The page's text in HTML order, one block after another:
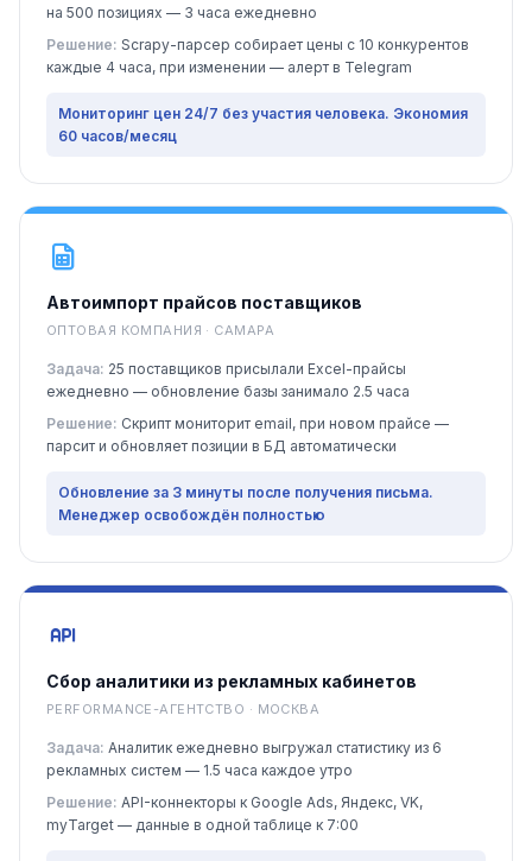
на 500 позициях — 3 часа ежедневно
Решение: Scrapy-парсер собирает цены с 10 конкурентов
каждые 4 часа, при изменении — алерт в Telegram
Мониторинг цен 24/7 без участия человека. Экономия
60 часов/месяц
Автоимпорт прайсов поставщиков
ОПТОВАЯ КОМПАНИЯ · САМАРА
Задача: 25 поставщиков присылали Excel-прайсы
ежедневно — обновление базы занимало 2.5 часа
Решение: Скрипт мониторит email, при новом прайсе —
парсит и обновляет позиции в БД автоматически
Обновление за 3 минуты после получения письма.
Менеджер освобождён полностью
Сбор аналитики из рекламных кабинетов
PERFORMANCE-АГЕНТСТВО · МОСКВА
Задача: Аналитик ежедневно выгружал статистику из 6
рекламных систем — 1.5 часа каждое утро
Решение: API-коннекторы к Google Ads, Яндекс, VK,
myTarget — данные в одной таблице к 7:00